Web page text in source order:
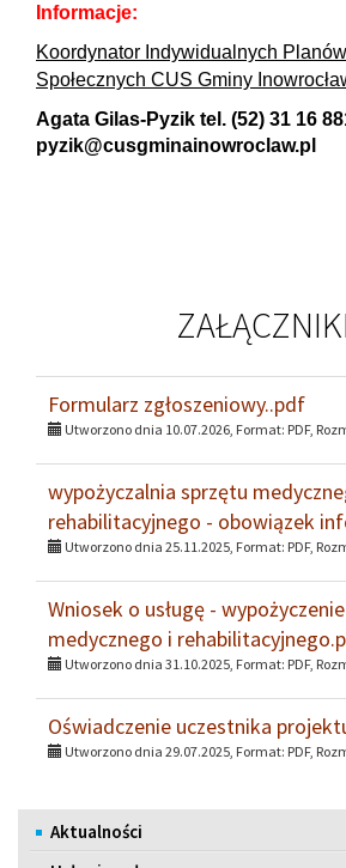
Informacje:
Koordynator Indywidualnych Planów
Społecznych CUS Gminy
Agata Gilas-Pyzik tel. (52) 31 16
pyzik@cusgminainowroclaw.pl
Formularz zgłoszeniowy..pdf
Utworzono dnia 10.07.2026, Format: PDF,
wypożyczalnia sprzętu
rehabilitacyjnego - obowiązek
Utworzono dnia 25.11.2025, Format: PDF,
Wniosek o usługę -
medycznego i
Utworzono dnia 31.10.2025, Format: PDF,
Oświadczenie uczestnika
Utworzono dnia 29.07.2025, Format: PDF,
Menu
Aktualności